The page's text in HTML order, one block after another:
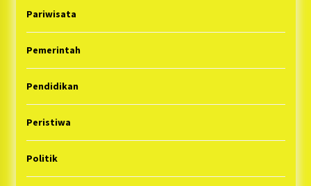
Pariwisata
Pemerintah
Pendidikan
Peristiwa
Politik